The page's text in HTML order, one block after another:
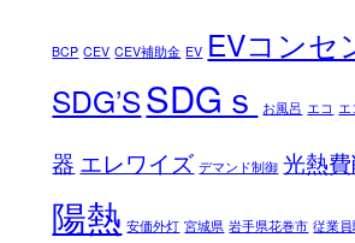
BCP CEV CEV補助金 EV EVコンセ
SDG’SSDGｓ お風呂 エコ エ
器 エレワイズ デマンド制御 光熱
陽熱 安価外灯 宮城県 岩手県花巻市 従業